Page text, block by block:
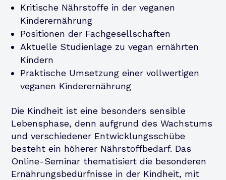
Kritische Nährstoffe in der veganen
Kinderernährung
Positionen der Fachgesellschaften
Aktuelle Studienlage zu vegan ernährten
Kindern
Praktische Umsetzung einer vollwertigen
veganen Kinderernährung
Die Kindheit ist eine besonders sensible
Lebensphase, denn aufgrund des Wachstums
und verschiedener Entwicklungsschübe
besteht ein höherer Nährstoffbedarf. Das
Online-Seminar thematisiert die besonderen
Ernährungsbedürfnisse in der Kindheit, mit